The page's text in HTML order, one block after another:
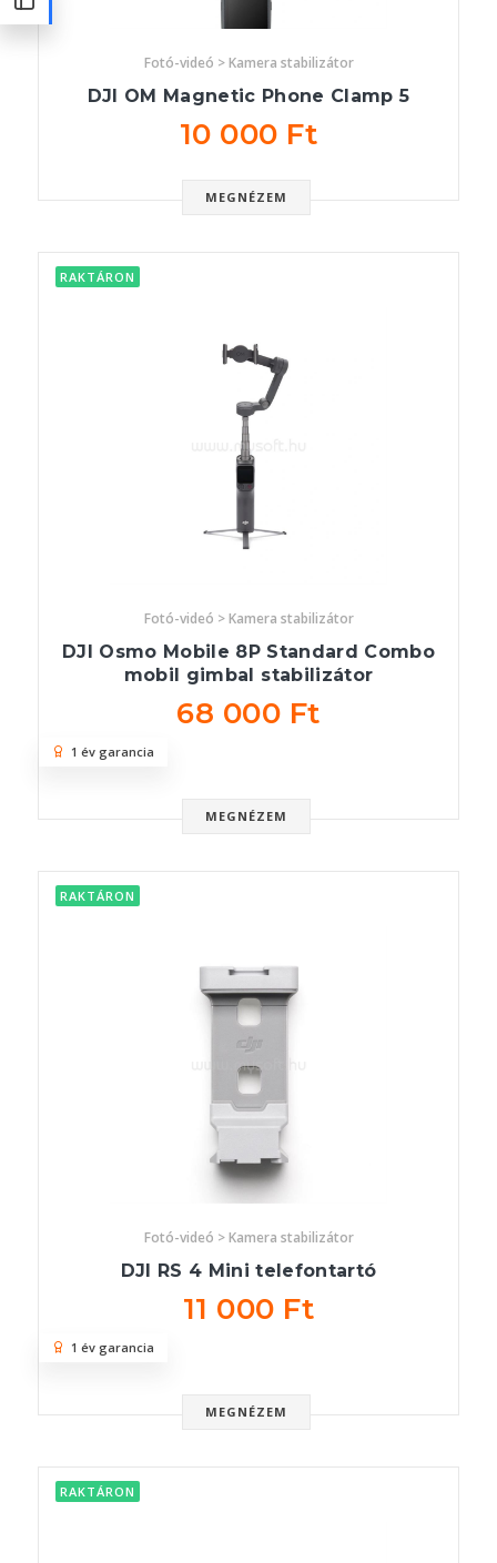
Fotó-videó > Kamera stabilizátor
DJI OM Magnetic Phone Clamp 5
10 000 Ft
MEGNÉZEM
RAKTÁRON
Fotó-videó > Kamera stabilizátor
DJI Osmo Mobile 8P Standard Combo
mobil gimbal stabilizátor
68 000 Ft
MEGNÉZEM
1 év garancia
RAKTÁRON
Fotó-videó > Kamera stabilizátor
DJI RS 4 Mini telefontartó
11 000 Ft
MEGNÉZEM
1 év garancia
RAKTÁRON